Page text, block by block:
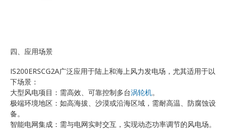
四、应用场景
IS200ERSCG2A广泛应用于陆上和海上风力发电场，尤其适用于以
下场景：
大型风电项目：需高效、可靠控制多台涡轮机。
极端环境地区：如高海拔、沙漠或沿海区域，需耐高温、防腐蚀设
备。
智能电网集成：需与电网实时交互，实现动态功率调节的风电场。